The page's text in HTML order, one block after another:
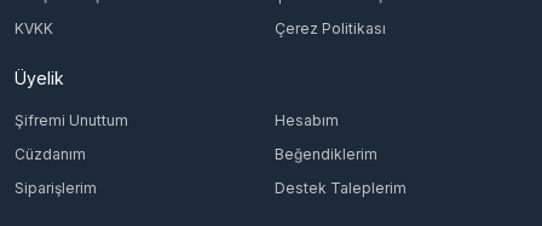
KVKK
Çerez Politikası
Üyelik
Şifremi Unuttum
Hesabım
Cüzdanım
Beğendiklerim
Siparişlerim
Destek Taleplerim